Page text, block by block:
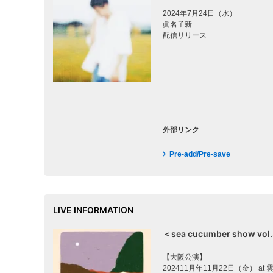
2024年7月24日（水）
眞名子新
配信リリース
外部リンク
Pre-add/Pre-save
LIVE INFORMATION
＜sea cucumber show
【大阪公演】
202411月年11月22日（金） at